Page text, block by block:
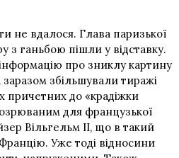
не вдалося. Глава паризької
з ганьбою пішли у відставку.
про зниклу картину
збільшували тиражі
причетних до «крадіжки
для французької
Вільгельм ІІ, що в такий
Уже тоді відносини